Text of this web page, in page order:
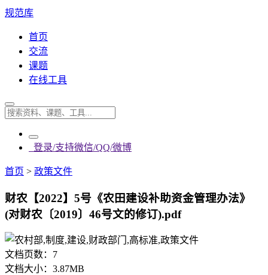
规范库
首页
交流
课题
在线工具
登录/支持微信/QQ/微博
首页 > 政策文件
财农【2022】5号《农田建设补助资金管理办法》
(对财农〔2019〕46号文的修订).pdf
文档页数： 7
文档大小： 3.87MB